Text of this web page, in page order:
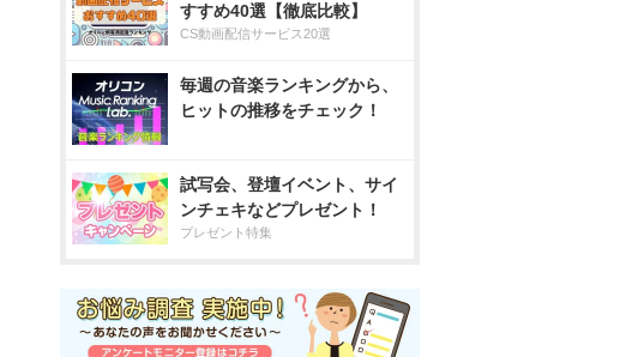
すすめ40選【徹底比較】
CS動画配信サービス20選
毎週の音楽ランキングから、
ヒットの推移をチェック！
試写会、登壇イベント、サイ
ンチェキなどプレゼント！
プレゼント特集